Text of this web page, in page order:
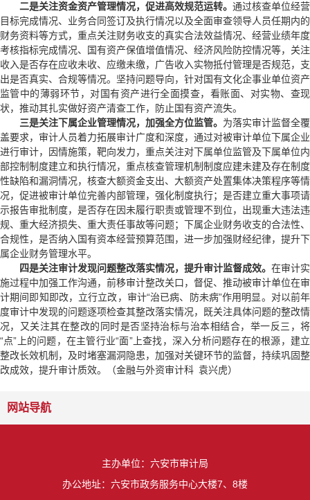
二是关注资金资产管理情况，促进高效规范运转。 通过核查单位经营
目标完成情况、业务合同签订及执行情况以及全面审查领导人员任期内的
财务资料等方式，重点关注财务收支的真实合法效益情况、经营业绩年度
考核指标完成情况、国有资产保值增值情况、经济风险防控情况等，关注
收入是否存在应收未收、应缴未缴，广告收入实物抵付管理是否规范，支
出是否真实、合规等情况。坚持问题导向，针对国有文化企事业单位资产
监管中的薄弱环节，对国有资产进行全面摸查，看账面、对实物、查现
状，推动其扎实做好资产清查工作，防止国有资产流失。
三是关注下属企业管理情况，加强全方位监管。 为落实审计监督全覆
盖要求，审计人员着力拓展审计广度和深度，通过对被审计单位下属企业
进行审计，因情施策，靶向发力，重点关注对下属单位监管及下属单位内
部控制制度建立和执行情况，重点核查管理机制制度应建未建及存在制度
性缺陷和漏洞情况，核查大额资金支出、大额资产处置集体决策程序等情
况，促进被审计单位完善内部管理，强化制度执行；是否建立重大事项请
示报告审批制度，是否存在因未履行职责或管理不到位，出现重大违法违
规、重大经济损失、重大责任事故等问题；下属企业财务收支的合法性、
合规性，是否纳入国有资本经营预算范围，进一步加强财经纪律，提升下
属企业财务管理水平。
四是关注审计发现问题整改落实情况，提升审计监督成效。 在审计实
施过程中加强工作沟通，前移审计整改关口，督促、推动被审计单位在审
计期间即知即改，立行立改，审计“治已病、防未病”作用明显。对以前年
度审计中发现的问题逐项检查其整改落实情况，既关注具体问题的整改情
况，又关注其在整改的同时是否坚持治标与治本相结合，举一反三，将
“点”上的问题，在主管行业“面”上查找，深入分析问题存在的根源，建立
整改长效机制，及时堵塞漏洞隐患，加强对关键环节的监督，持续巩固整
改成效，提升审计质效。（金融与外资审计科 袁兴虎）
网站导航
主办单位：六安市审计局
办公地址：六安市政务服务中心大楼7、8楼